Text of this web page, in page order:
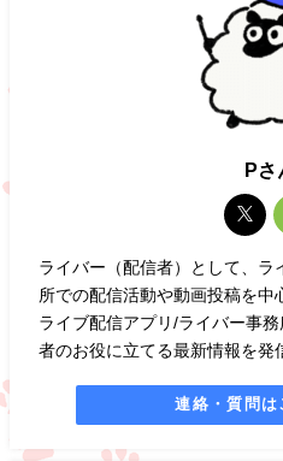
Pさ
ライバー（配信者）として、ラ
所での配信活動や動画投稿を中
ライブ配信アプリ/ライバー事
者のお役に立てる最新情報を発
連絡・質問は